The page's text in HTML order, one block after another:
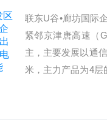
联东U谷•廊坊国际
紧邻京津唐高速（
主，主要发展以通
米，主力产品为4层